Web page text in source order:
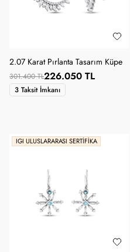
2.07 Karat Pırlanta Tasarım Küpe
301.400 TL226.050 TL
3 Taksit İmkanı
IGI ULUSLARARASI SERTIFIKA